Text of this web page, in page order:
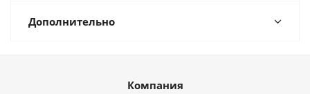
Дополнительно
Компания